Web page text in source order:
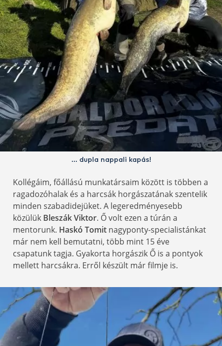
… dupla nappali kapás!
Kollégáim, főállású munkatársaim között is többen a
ragadozóhalak és a harcsák horgászatának szentelik
minden szabadidejüket. A legeredményesebb
közülük Bleszák Viktor. Ő volt ezen a túrán a
mentorunk. Haskó Tomit nagyponty-specialistánkat
már nem kell bemutatni, több mint 15 éve
csapatunk tagja. Gyakorta horgászik Ő is a pontyok
mellett harcsákra. Erről készült már filmje is.